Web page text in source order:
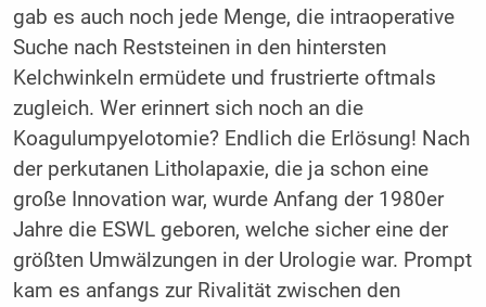
gab es auch noch jede Menge, die intraoperative
Suche nach Reststeinen in den hintersten
Kelchwinkeln ermüdete und frustrierte oftmals
zugleich. Wer erinnert sich noch an die
Koagulumpyelotomie? Endlich die Erlösung! Nach
der perkutanen Litholapaxie, die ja schon eine
große Innovation war, wurde Anfang der 1980er
Jahre die ESWL geboren, welche sicher eine der
größten Umwälzungen in der Urologie war. Prompt
kam es anfangs zur Rivalität zwischen den